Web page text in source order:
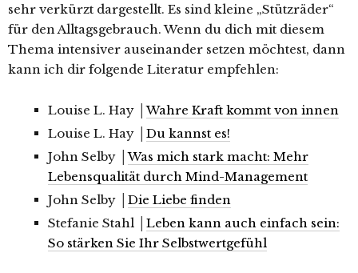
sehr verkürzt dargestellt. Es sind kleine „Stützräder“
für den Alltagsgebrauch. Wenn du dich mit diesem
Thema intensiver auseinander setzen möchtest, dann
kann ich dir folgende Literatur empfehlen:
Louise L. Hay │Wahre Kraft kommt von innen
Louise L. Hay │ Du kannst es!
John Selby │Was mich stark macht: Mehr
Lebensqualität durch Mind-Management
John Selby │ Die Liebe finden
Stefanie Stahl │ Leben kann auch einfach sein:
So stärken Sie Ihr Selbstwertgefühl